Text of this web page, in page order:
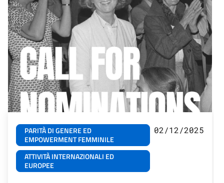
PARITÀ DI GENERE ED
EMPOWERMENT FEMMINILE
ATTIVITÀ INTERNAZIONALI ED
EUROPEE
02/12/2025